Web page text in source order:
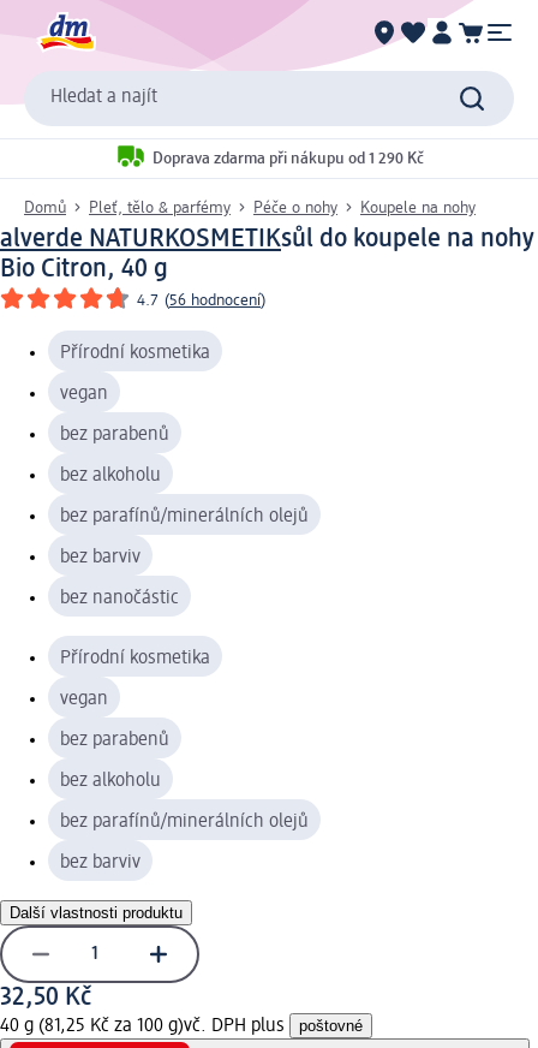
Hledat a najít
Doprava zdarma při nákupu od 1 290 Kč
Domů Pleť, tělo & parfémy Péče o nohy Koupele na nohy
alverde NATURKOSMETIKsůl do koupele na nohy
Bio Citron, 40 g
4.7 (56 hodnocení)
Přírodní kosmetika
vegan
bez parabenů
bez alkoholu
bez parafínů/minerálních olejů
bez barviv
bez nanočástic
Přírodní kosmetika
vegan
bez parabenů
bez alkoholu
bez parafínů/minerálních olejů
bez barviv
Další vlastnosti produktu
32,50 Kč
40 g (81,25 Kč za 100 g)vč. DPH plus poštovné